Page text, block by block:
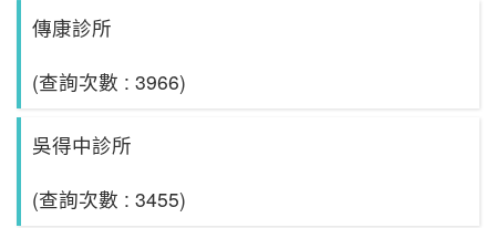
傳康診所
(查詢次數 : 3966)
吳得中診所
(查詢次數 : 3455)